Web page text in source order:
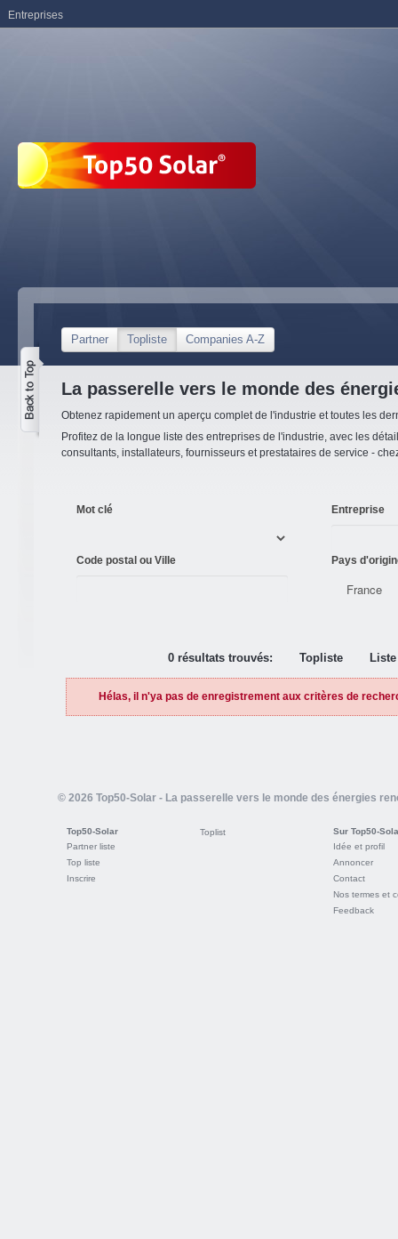
Partner Topliste Companies A-Z
La passerelle vers le monde des
Obtenez rapidement un aperçu complet de l'industrie et toutes les
Profitez de la longue liste des entreprises de l'industrie, avec les
consultants, installateurs, fournisseurs et prestataires de service -
Mot clé Entreprise
Code postal ou Ville Pays
0 résultats trouvés: Topliste
Hélas, il n'ya pas de enregistrement aux critères de
© 2026 Top50-Solar - La passerelle vers le monde des énergies
Top50-Solar
Partner liste
Top liste
Inscrire
Toplist
Sur Top50-
Idée et profil
Annoncer
Contact
Nos termes et
Feedback
Entreprises